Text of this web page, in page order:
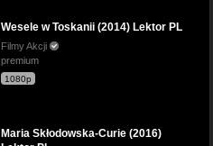
Wesele w Toskanii (2014) Lektor PL
Filmy Akcji
premium
1080p
Maria Skłodowska-Curie (2016)